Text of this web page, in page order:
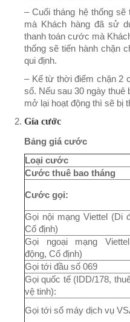
– Cuối tháng hệ thống
mà Khách hàng đã sử
thanh toán cước mà
thống sẽ tiến hành chặn
qui định.
– Kể từ thời điểm chặn 2
số. Nếu sau 30 ngày
mở lại hoạt động thì sẽ bị
Gía cước
Bảng giá cước
Loại cước
Cước thuê bao tháng
Cước gọi:
Gọi nội mạng Viettel (Di
Cố định)
Gọi ngoại mạng
động, Cố định)
Gọi tới đầu số 069
Gọi quốc tế (IDD/178,
vệ tinh):
Gọi tới số máy dịch vụ